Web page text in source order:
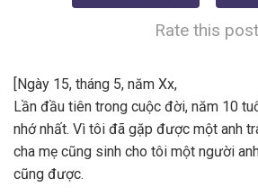
Rate this post
[Ngày 15, tháng 5, năm Xx,
Lần đầu tiên trong cuộc đời, năm 10
nhớ nhất. Vì tôi đã gặp được một anh
cha mẹ cũng sinh cho tôi một người
cũng được.